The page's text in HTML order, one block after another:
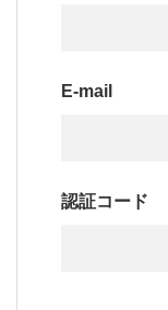
E-mail
認証コード